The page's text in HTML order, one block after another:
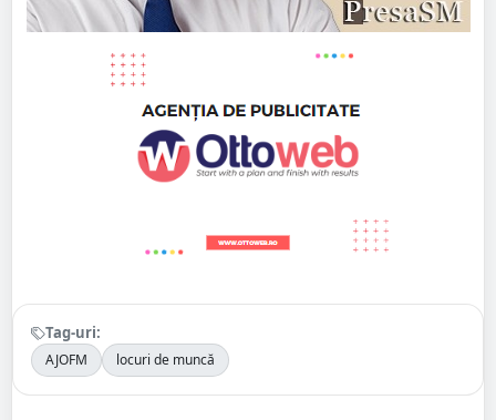
Tag-uri:
AJOFM locuri de muncă